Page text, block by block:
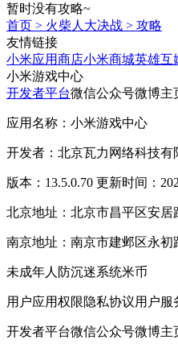
暂时没有攻略~
首页 > 火柴人大决战 > 攻略
友情链接
小米应用商店小米商城英雄互
小米游戏中心
开发者平台微信公众号微博主
应用名称：小米游戏中心
开发者：北京瓦力网络科技有
版本：13.5.0.70 更新时间：
北京地址：北京市昌平区安居
南京地址：南京市建邺区永初
未成年人防沉迷系统米币
用户应用权限隐私协议用户服
开发者平台微信公众号微博主